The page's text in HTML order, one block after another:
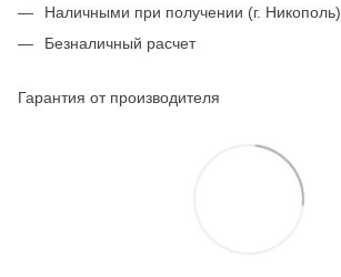
Наличными при получении (г. Никополь)
Безналичный расчет
Гарантия от производителя